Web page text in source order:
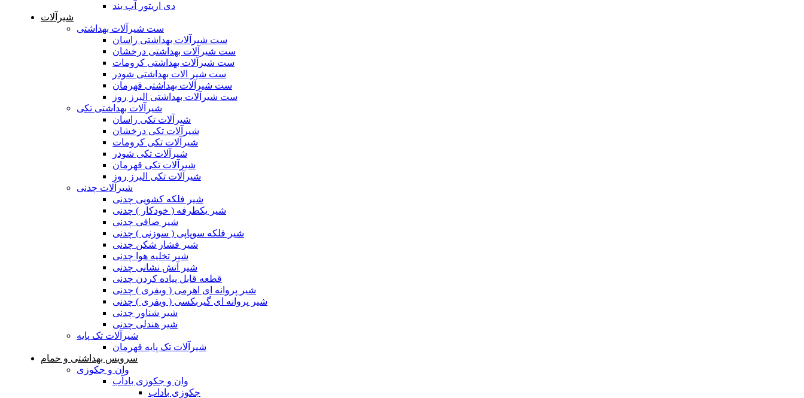
دی اریتور آب بند
شیرآلات
ست شیرآلات بهداشتی
ست شیرآلات بهداشتی راسان
ست شیرآلات بهداشتی درخشان
ست شیرآلات بهداشتی کرومات
ست شیر الات بهداشتی شودر
ست شیرآلات بهداشتی قهرمان
ست شیرآلات بهداشتی البرز روز
شیرآلات بهداشتی تکی
شیرآلات تکی راسان
شیرآلات تکی درخشان
شیرآلات تکی کرومات
شیرآلات تکی شودر
شیرآلات تکی قهرمان
شیرآلات تکی البرز روز
شیرآلات چدنی
شیر فلکه کشویی چدنی
شیر یکطرفه ( خودکار ) چدنی
شیر صافی چدنی
شیر فلکه سوپاپی ( سوزنی ) چدنی
شیر فشار شکن چدنی
شیر تخلیه هوا چدنی
شیر آتش نشانی چدنی
قطعه قابل پیاده کردن چدنی
شیر پروانه ای اهرمی ( ویفری ) چدنی
شیر پروانه ای گیربکسی ( ویفری ) چدنی
شیر شناور چدنی
شیر هندلی چدنی
شیرآلات تک پایه
شیرآلات تک پایه قهرمان
سرویس بهداشتی و حمام
وان و جکوزی
وان و جکوزی بادآب
جکوزی باداب